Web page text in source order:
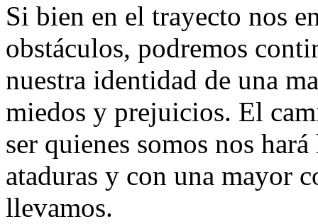
Si bien en el trayecto nos
obstáculos, podremos
nuestra identidad de una
miedos y prejuicios. El
ser quienes somos nos
ataduras y con una mayor
llevamos.